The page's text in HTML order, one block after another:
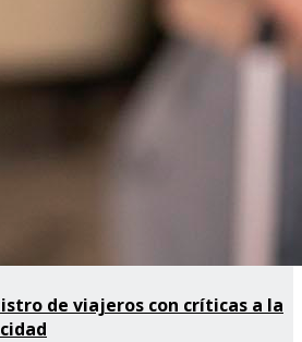
de viajeros con críticas a la